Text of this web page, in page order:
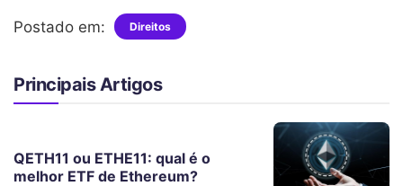
Postado em: Direitos
Principais Artigos
QETH11 ou ETHE11: qual é o
melhor ETF de Ethereum?